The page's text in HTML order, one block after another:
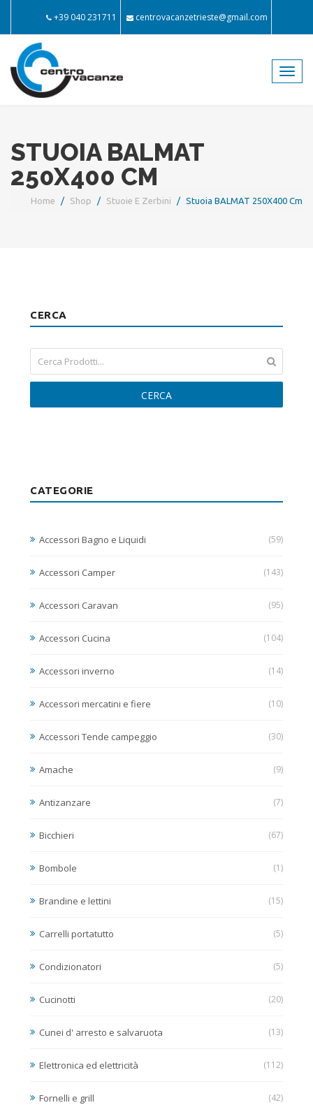
+39 040 231711 centrovacanzetrieste@gmail.com
STUOIA BALMAT
250X400 CM
Home Shop Stuoie E Zerbini Stuoia BALMAT 250X400 Cm
CERCA
CERCA
CATEGORIE
Accessori Bagno e Liquidi (59)
Accessori Camper (143)
Accessori Caravan (95)
Accessori Cucina (104)
Accessori inverno (14)
Accessori mercatini e fiere (10)
Accessori Tende campeggio (30)
Amache (9)
Antizanzare (7)
Bicchieri (67)
Bombole (1)
Brandine e lettini (15)
Carrelli portatutto (5)
Condizionatori (5)
Cucinotti (20)
Cunei d' arresto e salvaruota (13)
Elettronica ed elettricità (112)
Fornelli e grill (42)